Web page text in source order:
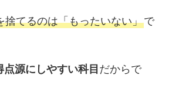
捨てるのは「もったいない」で
点源にしやすい科目 だからで